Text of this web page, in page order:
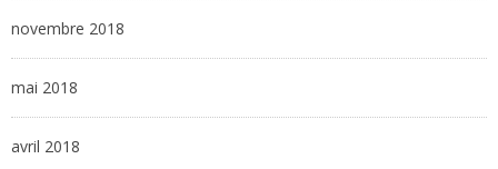
novembre 2018
mai 2018
avril 2018